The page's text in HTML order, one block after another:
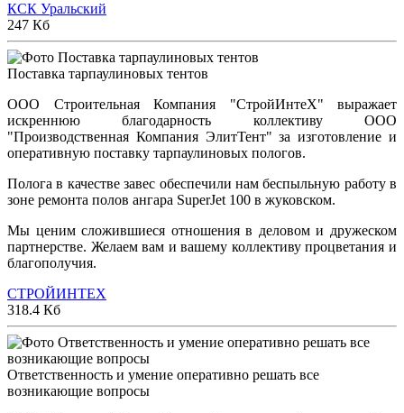
КСК Уральский
247 Кб
Поставка тарпаулиновых тентов
ООО Строительная Компания "СтройИнтеХ" выражает
искреннюю благодарность коллективу ООО
"Производственная Компания ЭлитТент" за изготовление и
оперативную поставку тарпаулиновых пологов.
Полога в качестве завес обеспечили нам беспыльную работу в
зоне ремонта полов ангара SuperJet 100 в жуковском.
Мы ценим сложившиеся отношения в деловом и дружеском
партнерстве. Желаем вам и вашему коллективу процветания и
благополучия.
СТРОЙИНТЕХ
318.4 Кб
Ответственность и умение оперативно решать все
возникающие вопросы